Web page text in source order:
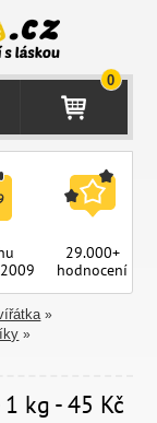
0
29.000+
hodnocení
»
»
kg - 45 Kč